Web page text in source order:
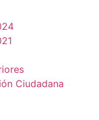
Ciudadana